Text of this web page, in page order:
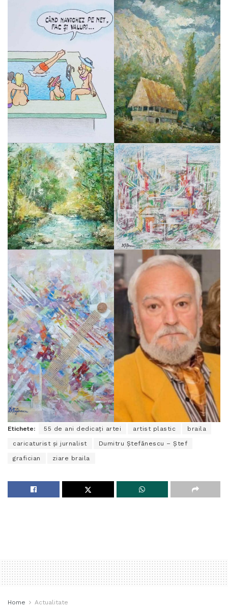
Etichete: 55 de ani dedicați artei artist plastic braila
caricaturist și jurnalist Dumitru Ștefănescu – Ștef
grafician ziare braila
Home Actualitate